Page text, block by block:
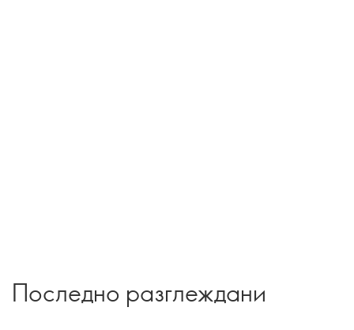
Последно разглеждани